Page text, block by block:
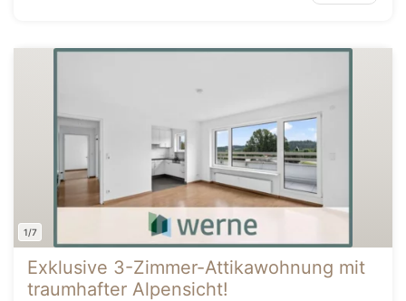
1/7
Exklusive 3-Zimmer-Attikawohnung mit
traumhafter Alpensicht!